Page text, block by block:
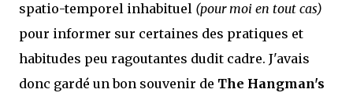
spatio-temporel inhabituel (pour moi en tout cas)
pour informer sur certaines des pratiques et
habitudes peu ragoutantes dudit cadre. J'avais
donc gardé un bon souvenir de The Hangman's